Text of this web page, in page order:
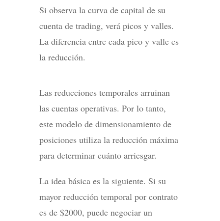
Si observa la curva de capital de su
cuenta de trading, verá picos y valles.
La diferencia entre cada pico y valle es
la reducción.
Las reducciones temporales arruinan
las cuentas operativas. Por lo tanto,
este modelo de dimensionamiento de
posiciones utiliza la reducción máxima
para determinar cuánto arriesgar.
La idea básica es la siguiente. Si su
mayor reducción temporal por contrato
es de $2000, puede negociar un